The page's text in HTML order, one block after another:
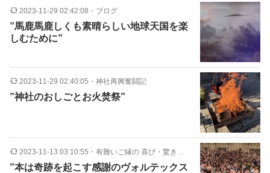
2023-11-29 02:42:08 ・ ブログ
”馬鹿馬鹿しくも素晴らしい地球天国を楽
しむために”
2023-11-29 02:40:05 ・ 神社再興奮闘記
”神社のおしごとお火焚祭”
2023-11-13 03:10:55 ・ 有難いご縁の 喜び・驚き連続記録
”本は奇跡を起こす感謝のヴォルテックス